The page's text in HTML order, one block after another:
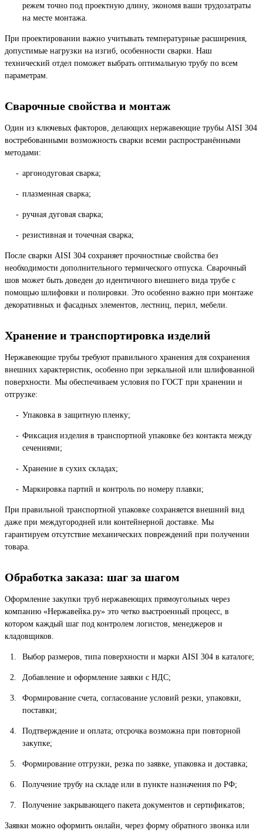
режем точно под проектную длину, экономя ваши трудозатраты
на месте монтажа.
При проектировании важно учитывать температурные расширения,
допустимые нагрузки на изгиб, особенности сварки. Наш
технический отдел поможет выбрать оптимальную трубу по всем
параметрам.
Сварочные свойства и монтаж
Один из ключевых факторов, делающих нержавеющие трубы AISI 304
востребованными возможность сварки всеми распространёнными
методами:
аргонодуговая сварка;
плазменная сварка;
ручная дуговая сварка;
резистивная и точечная сварка;
После сварки AISI 304 сохраняет прочностные свойства без
необходимости дополнительного термического отпуска. Сварочный
шов может быть доведен до идентичного внешнего вида трубе с
помощью шлифовки и полировки. Это особенно важно при монтаже
декоративных и фасадных элементов, лестниц, перил, мебели.
Хранение и транспортировка изделий
Нержавеющие трубы требуют правильного хранения для сохранения
внешних характеристик, особенно при зеркальной или шлифованной
поверхности. Мы обеспечиваем условия по ГОСТ при хранении и
отгрузке:
Упаковка в защитную пленку;
Фиксация изделия в транспортной упаковке без контакта между
сечениями;
Хранение в сухих складах;
Маркировка партий и контроль по номеру плавки;
При правильной транспортной упаковке сохраняется внешний вид
даже при междугородней или контейнерной доставке. Мы
гарантируем отсутствие механических повреждений при получении
товара.
Обработка заказа: шаг за шагом
Оформление закупки труб нержавеющих прямоугольных через
компанию «Нержавейка.ру» это четко выстроенный процесс, в
котором каждый шаг под контролем логистов, менеджеров и
кладовщиков.
Выбор размеров, типа поверхности и марки AISI 304 в каталоге;
Добавление и оформление заявки с НДС;
Формирование счета, согласование условий резки, упаковки,
поставки;
Подтверждение и оплата; отсрочка возможна при повторной
закупке;
Формирование отгрузки, резка по заявке, упаковка и доставка;
Получение трубу на складе или в пункте назначения по РФ;
Получение закрывающего пакета документов и сертификатов;
Заявки можно оформить онлайн, через форму обратного звонка или